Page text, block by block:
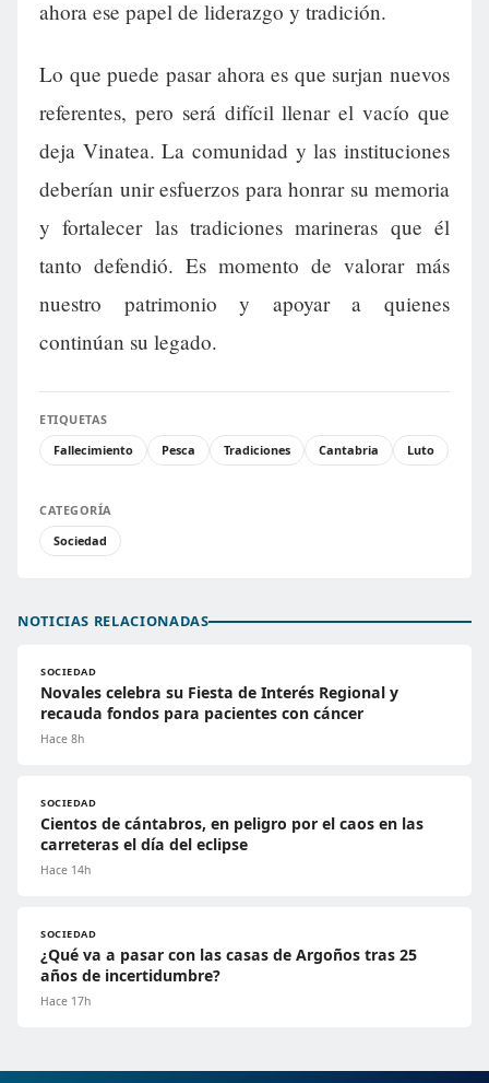
ahora ese papel de liderazgo y tradición.
Lo que puede pasar ahora es que surjan nuevos
referentes, pero será difícil llenar el vacío que
deja Vinatea. La comunidad y las instituciones
deberían unir esfuerzos para honrar su memoria
y fortalecer las tradiciones marineras que él
tanto defendió. Es momento de valorar más
nuestro patrimonio y apoyar a quienes
continúan su legado.
ETIQUETAS
Fallecimiento
Pesca Tradiciones Cantabria Luto
CATEGORÍA
Sociedad
NOTICIAS RELACIONADAS
SOCIEDAD
Novales celebra su Fiesta de Interés Regional y
recauda fondos para pacientes con cáncer
Hace 8h
SOCIEDAD
Cientos de cántabros, en peligro por el caos en las
carreteras el día del eclipse
Hace 14h
SOCIEDAD
¿Qué va a pasar con las casas de Argoños tras 25
años de incertidumbre?
Hace 17h